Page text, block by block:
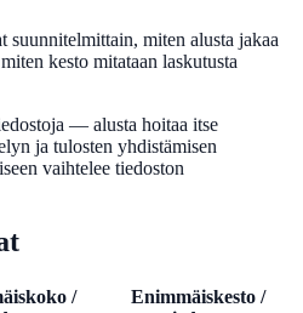
suunnitelmittain, miten alusta jakaa
kesto mitataan laskutusta
— alusta hoitaa itse
ja tulosten yhdistämisen
vaihtelee tiedoston
/
Enimmäiskesto /